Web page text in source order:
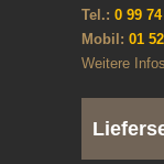
Tel.: 0 99
Mobil: 01
Weitere